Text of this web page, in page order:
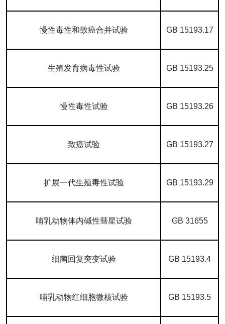
慢性毒性和致癌合并试验 GB 15193.17
生殖发育病毒性试验 GB 15193.25
慢性毒性试验 GB 15193.26
致癌试验 GB 15193.27
扩展一代生殖毒性试验 GB 15193.29
哺乳动物体内碱性彗星试验 GB 31655
细菌回复突变试验 GB 15193.4
哺乳动物红细胞微核试验 GB 15193.5